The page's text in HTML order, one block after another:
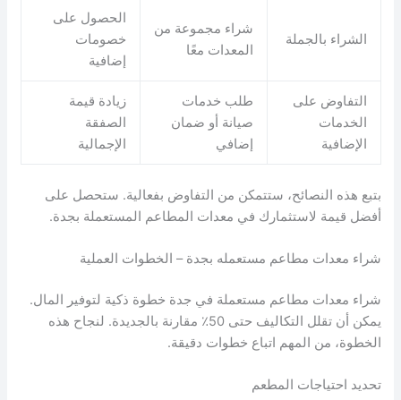
الشراء بالجملة
شراء مجموعة من
المعدات معًا
الحصول على
خصومات
إضافية
التفاوض على
الخدمات
الإضافية
طلب خدمات
صيانة أو ضمان
إضافي
زيادة قيمة
الصفقة
الإجمالية
بتبع هذه النصائح، ستتمكن من التفاوض بفعالية. ستحصل على
أفضل قيمة لاستثمارك في معدات المطاعم المستعملة بجدة.
شراء معدات مطاعم مستعمله بجدة – الخطوات العملية
شراء معدات مطاعم مستعملة في جدة خطوة ذكية لتوفير المال.
يمكن أن تقلل التكاليف حتى 50٪ مقارنة بالجديدة. لنجاح هذه
الخطوة، من المهم اتباع خطوات دقيقة.
تحديد احتياجات المطعم